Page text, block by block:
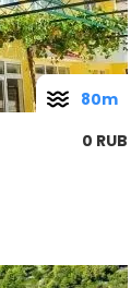
0 RUB
80m